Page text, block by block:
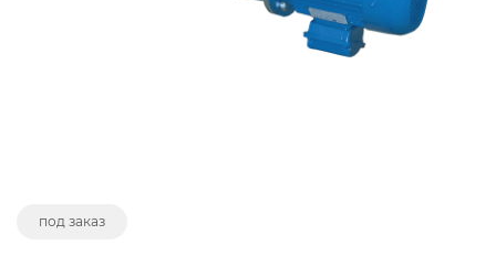
под заказ